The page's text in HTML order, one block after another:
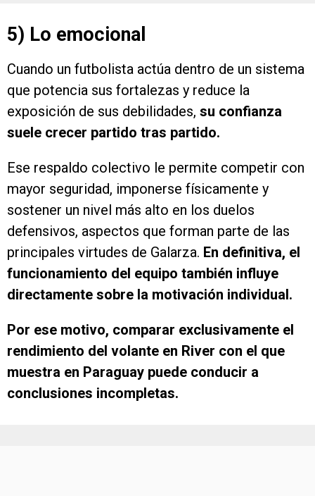
5) Lo emocional
Cuando un futbolista actúa dentro de un sistema
que potencia sus fortalezas y reduce la
exposición de sus debilidades, su confianza
suele crecer partido tras partido.
Ese respaldo colectivo le permite competir con
mayor seguridad, imponerse físicamente y
sostener un nivel más alto en los duelos
defensivos, aspectos que forman parte de las
principales virtudes de Galarza. En definitiva, el
funcionamiento del equipo también influye
directamente sobre la motivación individual.
Por ese motivo, comparar exclusivamente el
rendimiento del volante en River con el que
muestra en Paraguay puede conducir a
conclusiones incompletas.